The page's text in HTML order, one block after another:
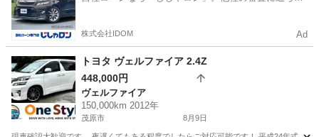
株式会社IDOM Ad
トヨタ ヴェルファイア 2.4Z
448,000円
ヴェルファイア
150,000km 2012年
茂原市 8月9日